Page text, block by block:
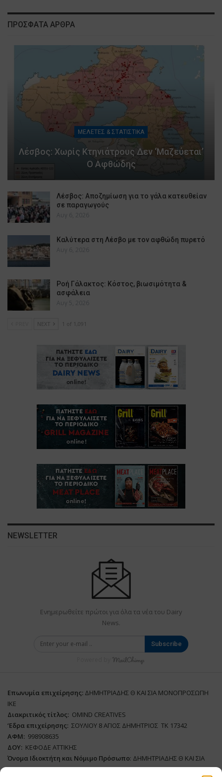
ΠΡΟΣΦΑΤΑ ΑΡΘΡΑ
ΜΕΛΕΤΕΣ & ΣΤΑΤΙΣΤΙΚΑ
Λέσβος: Χωρίς Κτηνιάτρους Δεν ‘μαζεύεται’
Ο Αφθώδης
Λέσβος: Αποζημίωση για το γάλα κατευθείαν
σε παραγωγούς
Αυγ 6, 2026
Καλύτερα στη Λέσβο με τον αφθώδη πυρετό
Αυγ 6, 2026
Ροή Γάλακτος: Κόστος, βιωσιμότητα &
ασφάλεια
Αυγ 5, 2026
NEXT 1 of 1,091
NEWSLETTER
Ενημερωθείτε πρώτοι για όλα τα νέα του Dairy
News.
Subscribe
Επωνυμία επιχείρησης: ΔΗΜΗΤΡΙΑΔΗΣ Θ ΚΑΙ ΣΙΑ ΜΟΝΟΠΡΟΣΩΠΗ
ΙΚΕ
Διακριτικός τίτλος: ΟΜΙΝD CREATIVES
‘Eδρα επιχείρησης: ΣΟΥΛΙΟΥ 8 ΑΓΙΟΣ ΔΗΜΗΤΡΙΟΣ ΤΚ 17342
ΑΦΜ: 998908635
ΔΟΥ: ΚΕΦΟΔΕ ΑΤΤΙΚΗΣ
Όνομα Ιδιοκτήτη και Νόμιμο Πρόσωπο: ΔΗΜΗΤΡΙΑΔΗΣ Θ ΚΑΙ ΣΙΑ
ΜΟΝΟΠΡΟΣΩΠΗ ΙΚΕ